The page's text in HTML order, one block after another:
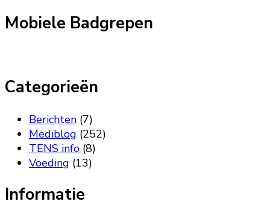
Mobiele Badgrepen
Categorieën
Berichten (7)
Mediblog (252)
TENS info (8)
Voeding (13)
Informatie